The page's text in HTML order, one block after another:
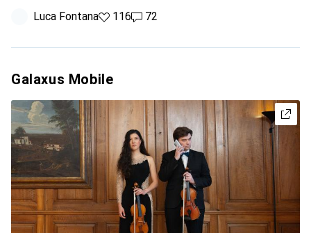
Luca Fontana116 Likes
11672 Kommentare
72
Galaxus Mobile